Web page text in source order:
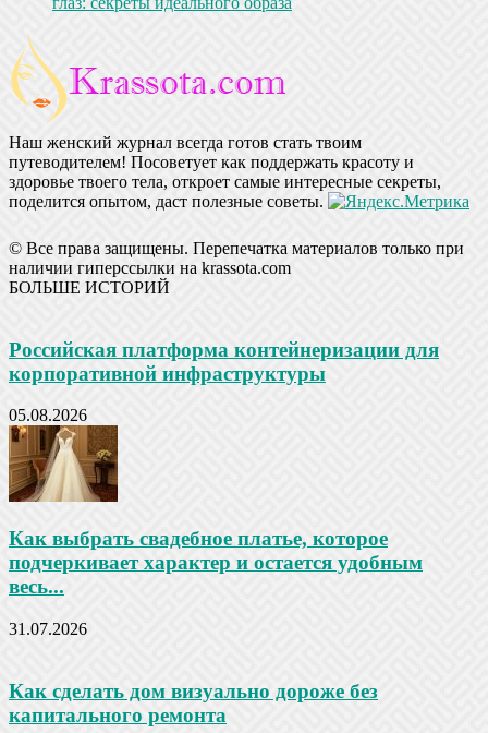
Наш женский журнал всегда готов стать твоим
путеводителем! Посоветует как поддержать красоту и
здоровье твоего тела, откроет самые интересные секреты,
поделится опытом, даст полезные советы.
© Все права защищены. Перепечатка материалов только при
наличии гиперссылки на krassota.com
БОЛЬШЕ ИСТОРИЙ
Российская платформа контейнеризации для
корпоративной инфраструктуры
05.08.2026
Как выбрать свадебное платье, которое
подчеркивает характер и остается удобным
весь...
31.07.2026
Как сделать дом визуально дороже без
капитального ремонта